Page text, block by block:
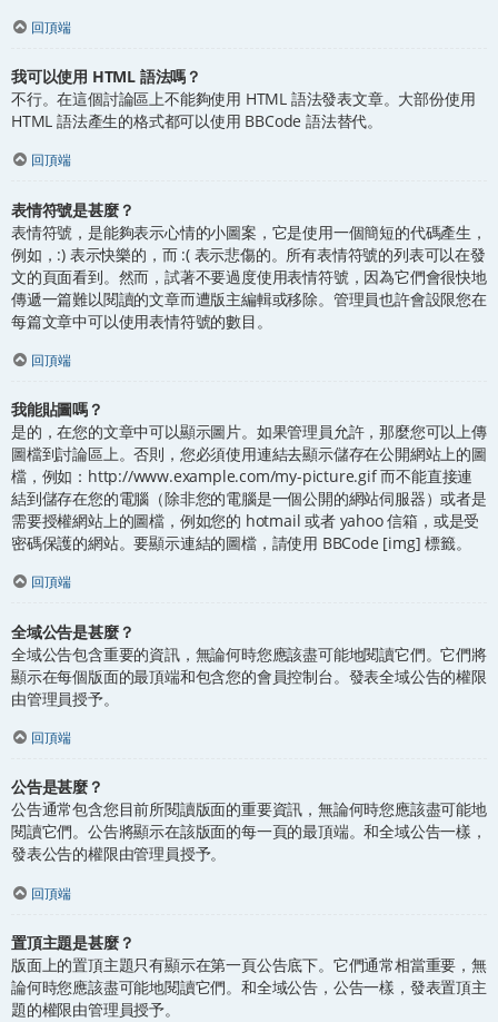
回頂端
我可以使用 HTML 語法嗎？
不行。在這個討論區上不能夠使用 HTML 語法發表文章。大部份使用
HTML 語法產生的格式都可以使用 BBCode 語法替代。
回頂端
表情符號是甚麼？
表情符號，是能夠表示心情的小圖案，它是使用一個簡短的代碼產生，
例如，:) 表示快樂的，而 :( 表示悲傷的。所有表情符號的列表可以在發
文的頁面看到。然而，試著不要過度使用表情符號，因為它們會很快地
傳遞一篇難以閱讀的文章而遭版主編輯或移除。管理員也許會設限您在
每篇文章中可以使用表情符號的數目。
回頂端
我能貼圖嗎？
是的，在您的文章中可以顯示圖片。如果管理員允許，那麼您可以上傳
圖檔到討論區上。否則，您必須使用連結去顯示儲存在公開網站上的圖
檔，例如：http://www.example.com/my-picture.gif 而不能直接連
結到儲存在您的電腦（除非您的電腦是一個公開的網站伺服器）或者是
需要授權網站上的圖檔，例如您的 hotmail 或者 yahoo 信箱，或是受
密碼保護的網站。要顯示連結的圖檔，請使用 BBCode [img] 標籤。
回頂端
全域公告是甚麼？
全域公告包含重要的資訊，無論何時您應該盡可能地閱讀它們。它們將
顯示在每個版面的最頂端和包含您的會員控制台。發表全域公告的權限
由管理員授予。
回頂端
公告是甚麼？
公告通常包含您目前所閱讀版面的重要資訊，無論何時您應該盡可能地
閱讀它們。公告將顯示在該版面的每一頁的最頂端。和全域公告一樣，
發表公告的權限由管理員授予。
回頂端
置頂主題是甚麼？
版面上的置頂主題只有顯示在第一頁公告底下。它們通常相當重要，無
論何時您應該盡可能地閱讀它們。和全域公告，公告一樣，發表置頂主
題的權限由管理員授予。